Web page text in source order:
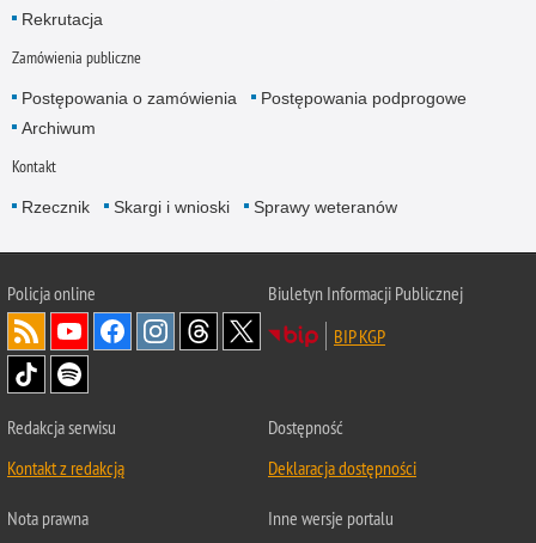
Rekrutacja
Zamówienia publiczne
Postępowania o zamówienia
Postępowania podprogowe
Archiwum
Kontakt
Rzecznik Skargi i wnioski Sprawy weteranów
Policjaonline
Biuletyn Informacji Publicznej
BIP KGP
Redakcja serwisu
Kontakt z redakcją
Dostępność
Deklaracja dostępności
Nota prawna
Inne wersje portalu